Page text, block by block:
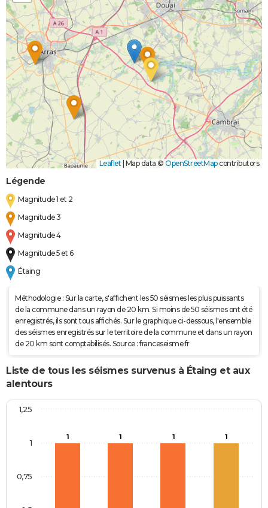
Leaflet | Map data ©OpenStreetMapcontributors
Légende
Magnitude 1 et 2
Magnitude 3
Magnitude 4
Magnitude 5 et 6
Étaing
Méthodologie : Sur la carte, s'affichent les 50 séismes les plus puissants
de la commune dans un rayon de 20 km. Si moins de 50 séismes ont été
enregistrés, ils sont tous affichés. Sur le graphique ci-dessous, l'ensemble
des séismes enregistrés sur le territoire de la commune et dans un rayon
de 20 km sont comptabilisés. Source : franceseisme.fr
Liste de tous les séismes survenus à Étaing et aux
alentours
1 1 1 1
0,75
1
1,25